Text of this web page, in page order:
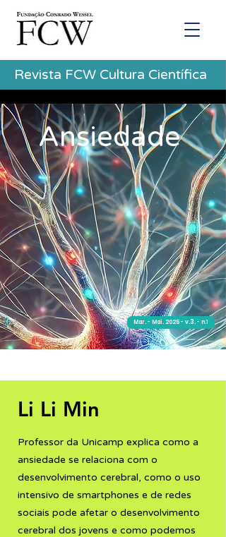
Revista FCW Cultura Científica
Ansiedade
Mar. - Mai. 2025 - v.3. - n.1
Li Li Min
Professor da Unicamp explica como a
ansiedade se relaciona com o
desenvolvimento cerebral, como o uso
intensivo de smartphones e de redes
sociais pode afetar o desenvolvimento
cerebral dos jovens e como podemos